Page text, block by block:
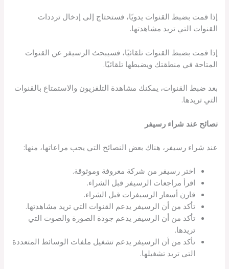
إذا قمت بضبط القنوات يدويًا، فستحتاج إلى إدخال ترددات
القنوات التي تريد مشاهدتها.
إذا قمت بضبط القنوات تلقائيًا، فسيبحث الرسيفر عن القنوات
المتاحة في منطقتك ويضبطها تلقائيًا.
بعد ضبط القنوات، يمكنك مشاهدة التلفزيون والاستمتاع بالقنوات
التي تريدها.
نصائح عند شراء رسيفر
عند شراء رسيفر، هناك بعض النصائح التي يجب مراعاتها، منها:
اختر رسيفر من شركة معروفة وموثوقة.
اقرأ مراجعات الرسيفر قبل الشراء.
قارن أسعار الرسيفرات قبل الشراء.
تأكد من أن الرسيفر يدعم القنوات التي تريد مشاهدتها.
تأكد من أن الرسيفر يدعم جودة الصورة والصوت التي
تريدها.
تأكد من أن الرسيفر يدعم تشغيل ملفات الوسائط المتعددة
التي تريد تشغيلها.